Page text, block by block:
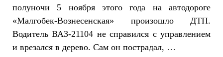
полуночи 5 ноября этого года на автодороге
«Малгобек-Вознесенская» произошло ДТП.
Водитель ВАЗ-21104 не справился с управлением
и врезался в дерево. Сам он пострадал, …